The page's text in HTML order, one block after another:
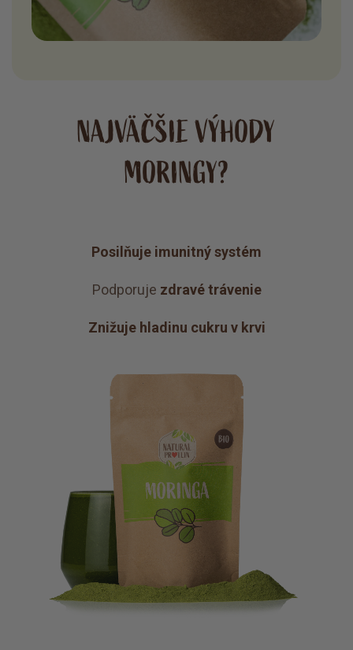
NAJVÄČŠIE VÝHODY
MORINGY?
Posilňuje imunitný systém
Podporuje zdravé trávenie
Znižuje hladinu cukru v krvi